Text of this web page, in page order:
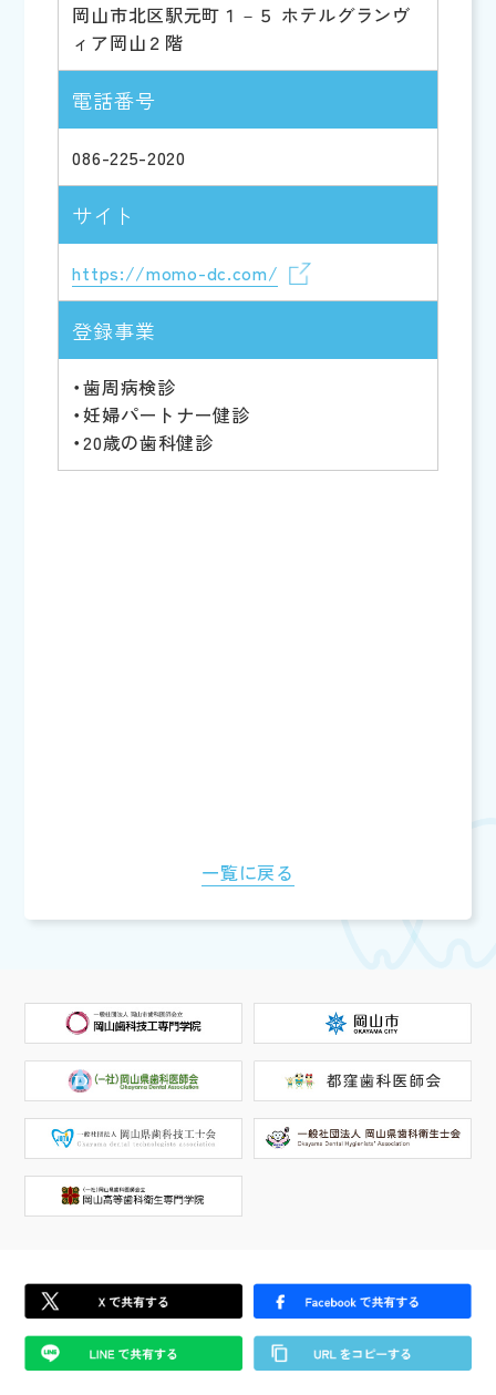
岡山市北区駅元町１－５ ホテルグランヴ
ィア岡山２階
電話番号
086-225-2020
サイト
https://momo-dc.com/
登録事業
・歯周病検診
・妊婦パートナー健診
・20歳の歯科健診
一覧に戻る